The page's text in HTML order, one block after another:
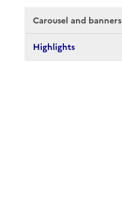
Carousel and banners
Highlights